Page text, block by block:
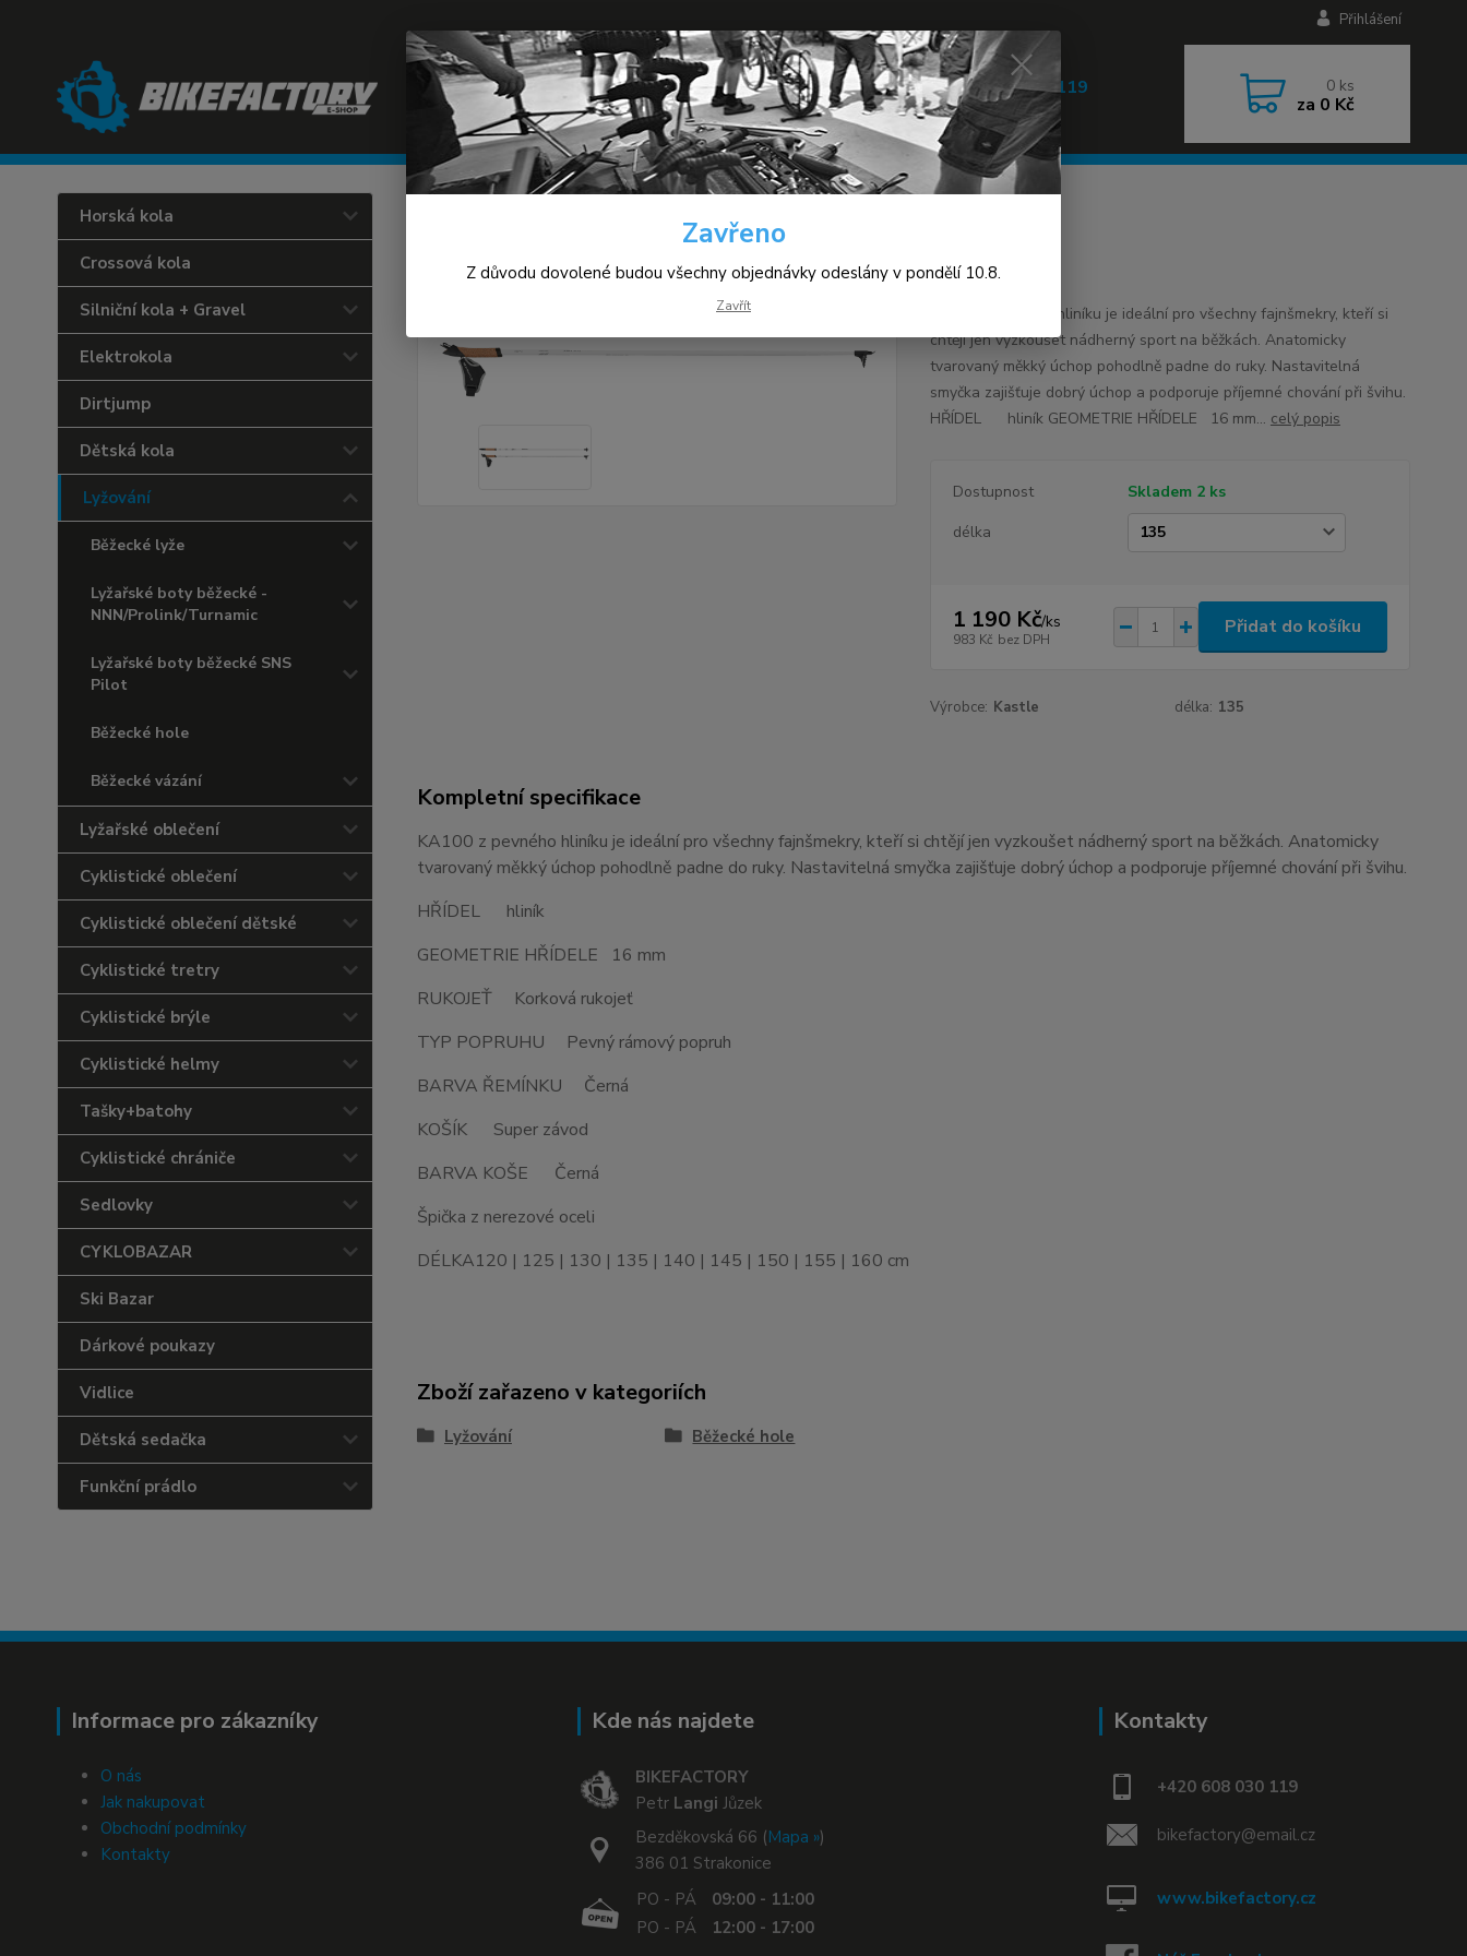
Přihlášení
Hledat +420 608 030 119
(Po-Pá 9-17h)
0 ks
za 0 Kč
Horská kola
Crossová kola
Silniční kola + Gravel
Elektrokola
Dirtjump
Dětská kola
Lyžování
Běžecké lyže
Lyžařské boty běžecké -
NNN/Prolink/Turnamic
Lyžařské boty běžecké SNS
Pilot
Běžecké hole
Běžecké vázání
Lyžařské oblečení
Cyklistické oblečení
Cyklistické oblečení dětské
Cyklistické tretry
Cyklistické brýle
Cyklistické helmy
Tašky+batohy
Cyklistické chrániče
Sedlovky
CYKLOBAZAR
Ski Bazar
Dárkové poukazy
Vidlice
Dětská sedačka
Funkční prádlo
Hole Kastle KA100
KA100 z pevného hliníku je ideální pro všechny fajnšmekry, kteří si
chtějí jen vyzkoušet nádherný sport na běžkách. Anatomicky
tvarovaný měkký úchop pohodlně padne do ruky. Nastavitelná
smyčka zajišťuje dobrý úchop a podporuje příjemné chování při švihu.
HŘÍDEL hliník GEOMETRIE HŘÍDELE 16 mm... celý popis
Dostupnost
Skladem 2 ks
délka
1 190 Kč/ks
983 Kč bez DPH
Přidat do košíku
Výrobce: Kastle délka: 135
Kompletní specifikace
KA100 z pevného hliníku je ideální pro všechny fajnšmekry, kteří si chtějí jen vyzkoušet nádherný sport na běžkách. Anatomicky
tvarovaný měkký úchop pohodlně padne do ruky. Nastavitelná smyčka zajišťuje dobrý úchop a podporuje příjemné chování při švihu.
HŘÍDEL hliník
GEOMETRIE HŘÍDELE 16 mm
RUKOJEŤ Korková rukojeť
TYP POPRUHU Pevný rámový popruh
BARVA ŘEMÍNKU Černá
KOŠÍK Super závod
BARVA KOŠE Černá
Špička z nerezové oceli
DÉLKA120 | 125 | 130 | 135 | 140 | 145 | 150 | 155 | 160 cm
Zboží zařazeno v kategoriích
Lyžování Běžecké hole
Informace pro zákazníky
O nás
Jak nakupovat
Obchodní podmínky
Kontakty
Kde nás najdete
BIKEFACTORY
Petr Langi Jůzek
Bezděkovská 66 (Mapa »)
386 01 Strakonice
PO - PÁ
09:00 - 11:00
PO - PÁ
12:00 - 17:00
Kontakty
+420 608 030 119
bikefactory@email.cz
www.bikefactory.cz
Zavřeno
Z důvodu dovolené budou všechny objednávky odeslány v pondělí 10.8.
Zavřít